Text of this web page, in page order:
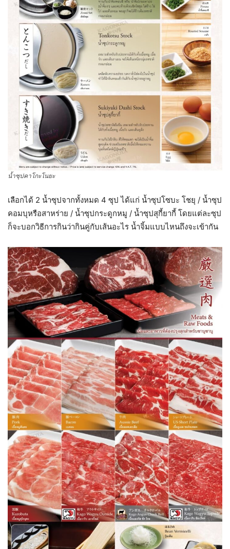
น้ำซุปคาโกะโนยะ
เลือกได้ 2 น้ำซุปจากทั้งหมด 4 ซุป ได้แก่ น้ำซุปโซบะ โชยุ / น้ำซุป
คอมบุหรือสาหร่าย / น้ำซุปกระดูกหมู / น้ำซุปสุกี้ยากี้ โดยแต่ละซุป
ก็จะบอกวิธีการกินว่ากินคู่กับเส้นอะไร น้ำจิ้มแบบไหนถึงจะเข้ากัน